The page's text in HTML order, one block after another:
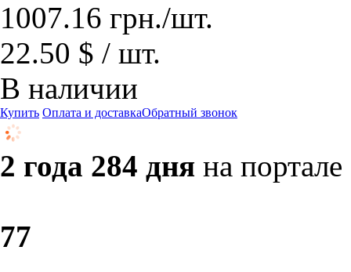
1007.16 грн./шт.
22.50 $ / шт.
В наличии
Купить Оплата и доставкаОбратный звонок
2 года 284 дня на портале
77